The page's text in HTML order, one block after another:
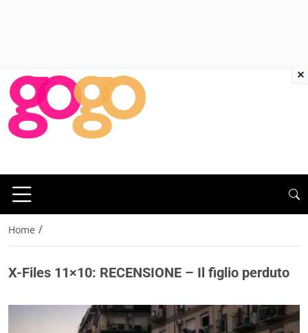
Home /
X-Files 11×10: RECENSIONE – Il figlio perduto
×